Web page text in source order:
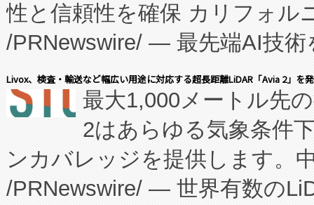
に、患者やサプライチェーン
キー方式で拡張性が高く、持
す。FCCM‑を活用した現地生
患者にとっての費用負担を大
のアクセスを大幅に拡大する
Fully-Connected Continuous
プログラムには、施設設計・
性と信頼性を確保 カリフォル
/PRNewswire/ — 最先端AI技術
会社エーアイ・アンド：本社
President原信平）と、エンタ
ードするVoltaiqは、日本にあ
ーエネルギー貯蔵システム（
た。 Voltaiq独自のAI搭載プラ
Livox、検査・輸送など幅広い用途に対応する超長距離LiDAR「Avia 2」を
最大1,000メートル先
2はあらゆる気象条件
ンカバレッジを提供します。
/PRNewswire/ — 世界有数の